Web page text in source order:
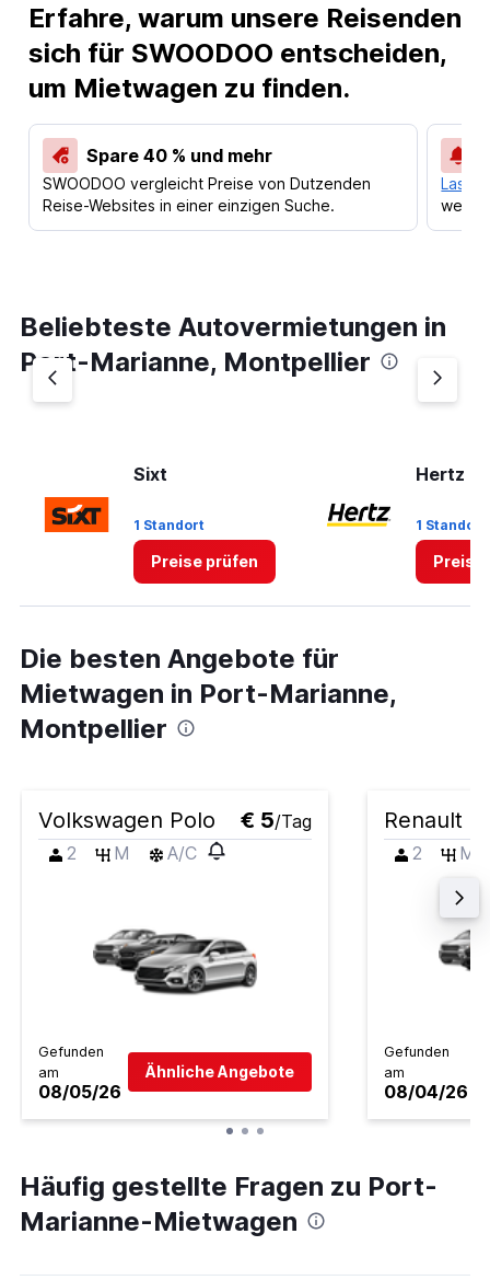
Erfahre, warum unsere Reisenden
sich für SWOODOO entscheiden,
um Mietwagen zu finden.
Spare 40 % und mehr
SWOODOO vergleicht Preise von Dutzenden
Reise-Websites in einer einzigen Suche.
Lass
Beliebteste Autovermietungen in
Port-Marianne, Montpellier
Sixt
1 Standort
Preise prüfen
Hertz
1 Standort
Preise
Die besten Angebote für
Mietwagen in Port-Marianne,
Montpellier
Volkswagen Polo € 5/Tag
2
M A/C
Gefunden
am
08/05/26
Ähnliche Angebote
Renault
2 M
Gefunden
am
08/04/26
Häufig gestellte Fragen zu Port-
Marianne-Mietwagen